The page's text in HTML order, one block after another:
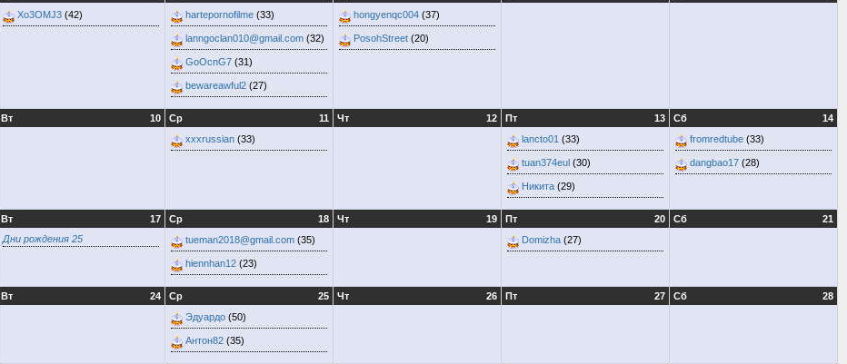
Xo3OMJ3 (42)
hartepornofilme (33)
lanngoclan010@gmail.com (32)
GoOcnG7 (31)
bewareawful2 (27)
hongyenqc004 (37)
PosohStreet (20)
10
Вт 11
Ср
xxxrussian (33)
12
Чт 13
Пт
lancto01 (33)
tuan374eul (30)
Никита (29)
14
Сб
fromredtube (33)
dangbao17 (28)
17
Вт
Дни рождения 25
18
Ср
tueman2018@gmail.com (35)
hiennhan12 (23)
19
Чт 20
Пт
Domizha (27)
21
Сб
24
Вт 25
Ср
Эдуардо (50)
Антон82 (35)
26
Чт 27
Пт 28
Сб